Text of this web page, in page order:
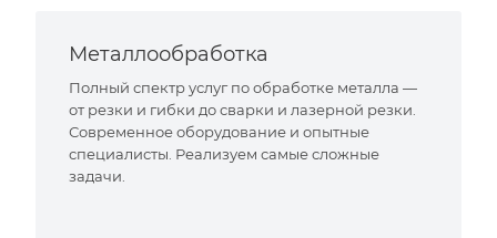
Металлообработка
Полный спектр услуг по обработке металла —
от резки и гибки до сварки и лазерной резки.
Современное оборудование и опытные
специалисты. Реализуем самые сложные
задачи.